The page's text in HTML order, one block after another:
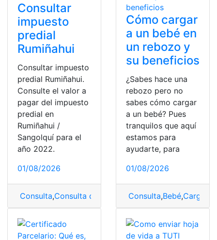
Consultar
impuesto
predial
Rumiñahui
Consultar impuesto
predial Rumiñahui.
Consulte el valor a
pagar del impuesto
predial en
Rumiñahui /
Sangolquí para el
año 2022.
01/08/2026
Consulta,Consulta de impuesto predial,Impuesto
Cómo cargar
a un bebé en
un rebozo y
su beneficios
¿Sabes hace una
rebozo pero no
sabes cómo cargar
a un bebé? Pues
tranquilos que aquí
estamos para
ayudarte, para
01/08/2026
Consulta,Bebé,Cargar